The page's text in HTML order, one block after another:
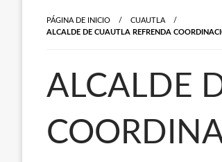
PÁGINA DE INICIO
CUAUTLA
ALCALDE DE CUAUTLA REFRENDA
ALCALDE